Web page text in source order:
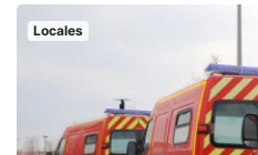
Locales